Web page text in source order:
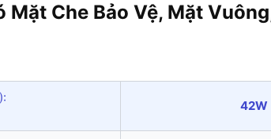
Mặt Che Bảo Vệ, Mặt
42W